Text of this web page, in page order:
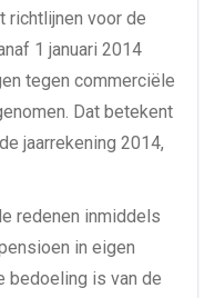
richtlijnen voor de
1 januari 2014
tegen commerciële
Dat betekent
jaarrekening 2014,
redenen inmiddels
in eigen
bedoeling is van de